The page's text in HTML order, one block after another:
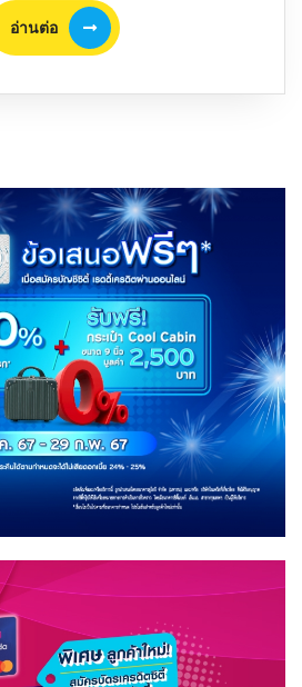
สู่
อกซ์
อ่านต่อ
อ่าน
ต่อ